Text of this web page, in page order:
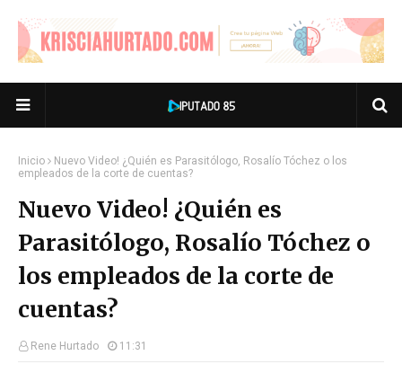
Inicio
Nuevo Video! ¿Quién es Parasitólogo, Rosalío Tóchez o los
empleados de la corte de cuentas?
Nuevo Video! ¿Quién es
Parasitólogo, Rosalío Tóchez o
los empleados de la corte de
cuentas?
Rene Hurtado 11:31